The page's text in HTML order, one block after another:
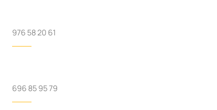
976 58 20 61
696 85 95 79